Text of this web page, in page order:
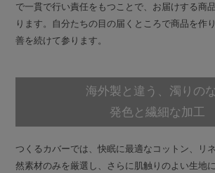
で一貫で行い責任をもつことで、お届けする商
ります。自分たちの目の届くところで商品を作
善を続けて参ります。
海外製と違う、濁りの
発色と繊細な加工
つくるカバーでは、快眠に最適なコットン、リ
然素材のみを厳選し、さらに肌触りのよい生地